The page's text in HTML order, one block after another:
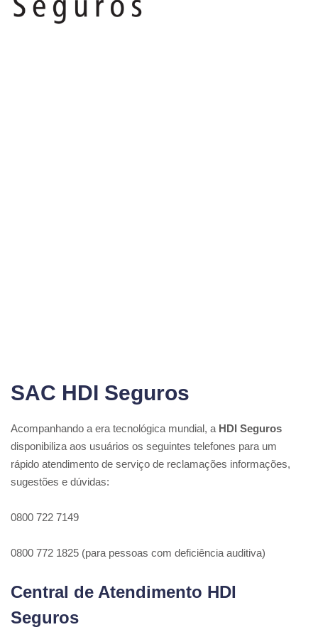
SAC HDI Seguros
Acompanhando a era tecnológica mundial, a HDI Seguros
disponibiliza aos usuários os seguintes telefones para um
rápido atendimento de serviço de reclamações informações,
sugestões e dúvidas:
0800 722 7149
0800 772 1825 (para pessoas com deficiência auditiva)
Central de Atendimento HDI
Seguros